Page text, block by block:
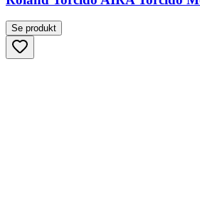
Se produkt